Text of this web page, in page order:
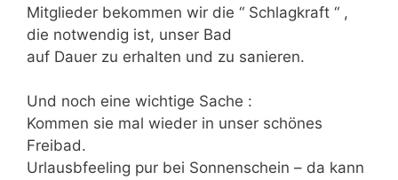
Mitglieder bekommen wir die “ Schlagkraft “ ,
die notwendig ist, unser Bad
auf Dauer zu erhalten und zu sanieren.
Und noch eine wichtige Sache :
Kommen sie mal wieder in unser schönes
Freibad.
Urlausbfeeling pur bei Sonnenschein – da kann